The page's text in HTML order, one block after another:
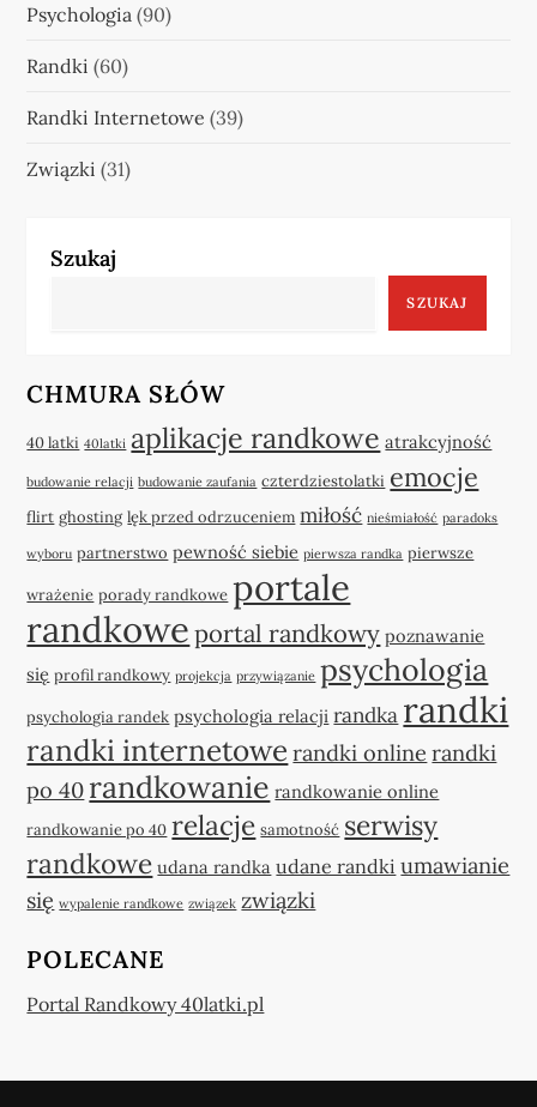
Psychologia (90)
Randki (60)
Randki Internetowe (39)
Związki (31)
Szukaj
SZUKAJ
CHMURA SŁÓW
40 latki 40latki aplikacje randkowe atrakcyjność
budowanie relacji budowanie zaufania czterdziestolatki emocje
flirt ghosting lęk przed odrzuceniem miłość nieśmiałość paradoks
wyboru partnerstwo pewność siebie pierwsza randka pierwsze
wrażenie porady randkowe portale
randkowe portal randkowy poznawanie
się profil randkowy projekcja przywiązanie psychologia
psychologia randek psychologia relacji randka randki
randki internetowe randki online randki
po 40 randkowanie randkowanie online
randkowanie po 40 relacje samotność serwisy
randkowe udana randka udane randki umawianie
się wypalenie randkowe związek związki
POLECANE
Portal Randkowy 40latki.pl